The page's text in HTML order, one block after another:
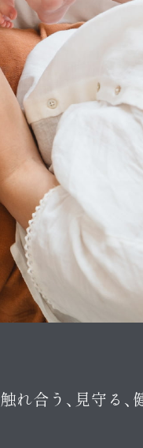
触れ合う、見守る